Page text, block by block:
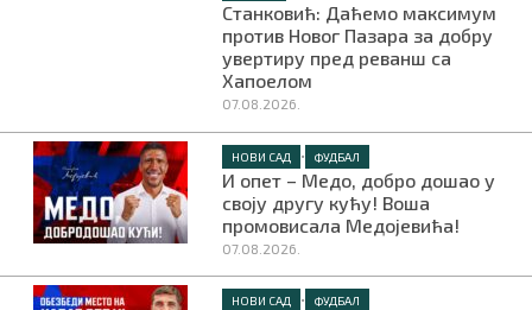
Станковић: Даћемо максимум
против Новог Пазара за добру
увертиру пред реванш са
Хапоелом
07.08.2026.
НОВИ САД • ФУДБАЛ
И опет – Медо, добро дошао у
своју другу кућу! Воша
промовисала Медојевића!
07.08.2026.
НОВИ САД • ФУДБАЛ